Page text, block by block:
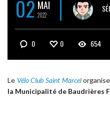
02 MAI
2022
0 0 654
Le Vélo Club Saint Marcel
la Municipalité de Baudrières